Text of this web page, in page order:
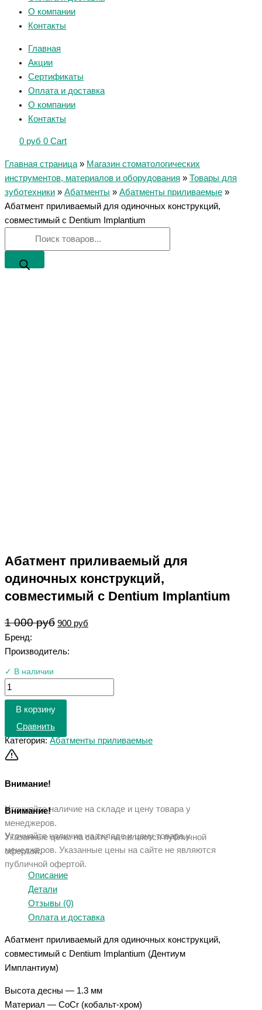
О компании
Контакты
Главная
Акции
Сертификаты
Оплата и доставка
О компании
Контакты
0 руб 0 Cart
Главная страница » Магазин стоматологических
инструментов, материалов и оборудования » Товары для
зуботехники » Абатменты » Абатменты приливаемые »
Абатмент приливаемый для одиночных конструкций,
совместимый с Dentium Implantium
Абатмент приливаемый для
одиночных конструкций,
совместимый с Dentium Implantium
1 000руб 900 руб
Бренд:
Производитель:
✓ В наличии
В корзину
Сравнить
Категория: Абатменты приливаемые
Внимание!
Уточняйте наличие на складе и цену товара у
менеджеров.
Указанные цены на сайте не являются публичной
офертой.
Внимание!
Уточняйте наличие на складе и цену товара у
менеджеров. Указанные цены на сайте не являются
публичной офертой.
Описание
Детали
Отзывы (0)
Оплата и доставка
Абатмент приливаемый для одиночных конструкций,
совместимый с Dentium Implantium (Дентиум
Имплантиум)
Высота десны — 1.3 мм
Материал — CoCr (кобальт-хром)